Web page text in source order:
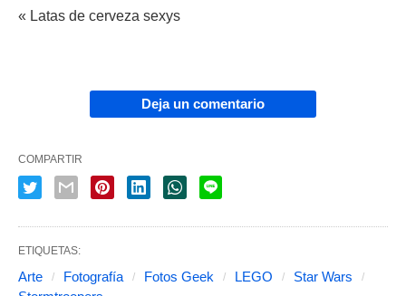
« Latas de cerveza sexys
Deja un comentario
COMPARTIR
ETIQUETAS:
Arte Fotografía Fotos Geek LEGO
Star Wars